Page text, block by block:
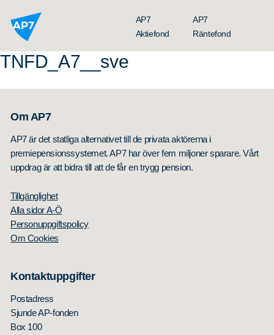
Hoppa till innehållet
AP7
Aktiefond
AP7
Räntefond
TNFD_A7__sve
Om AP7
AP7 är det statliga alternativet till de privata aktörerna i
premiepensionssystemet. AP7 har över fem miljoner sparare. Vårt
uppdrag är att bidra till att de får en trygg pension.
Tillgänglighet
Alla sidor A-Ö
Personuppgiftspolicy
Om Cookies
Kontaktuppgifter
Postadress
Sjunde AP-fonden
Box 100
Sök på sidan:
efter: